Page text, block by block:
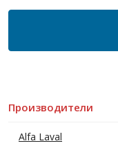
Производители
Alfa Laval